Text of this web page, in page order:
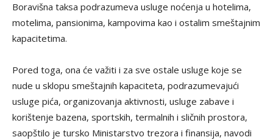
Boravišna taksa podrazumeva usluge noćenja u hotelima,
motelima, pansionima, kampovima kao i ostalim smeštajnim
kapacitetima.
Pored toga, ona će važiti i za sve ostale usluge koje se
nude u sklopu smeštajnih kapaciteta, podrazumevajući
usluge pića, organizovanja aktivnosti, usluge zabave i
korištenje bazena, sportskih, termalnih i sličnih prostora,
saopštilo je tursko Ministarstvo trezora i finansija, navodi